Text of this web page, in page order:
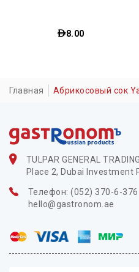
Главная Абрикосовый сок
TULPAR GENERAL
Place 2, Dubai Investment
Телефон: (052) 370-6-376
hello@gastronom.ae